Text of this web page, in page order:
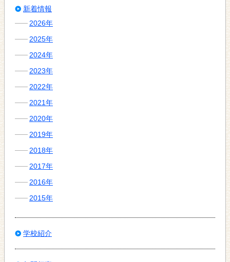
新着情報
2026年
2025年
2024年
2023年
2022年
2021年
2020年
2019年
2018年
2017年
2016年
2015年
学校紹介